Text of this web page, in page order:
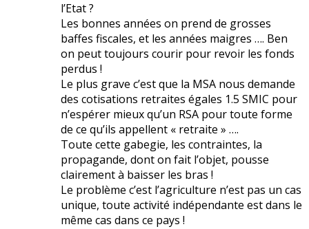
l’Etat ?
Les bonnes années on prend de grosses
baffes fiscales, et les années maigres …. Ben
on peut toujours courir pour revoir les fonds
perdus !
Le plus grave c’est que la MSA nous demande
des cotisations retraites égales 1.5 SMIC pour
n’espérer mieux qu’un RSA pour toute forme
de ce qu’ils appellent « retraite » ….
Toute cette gabegie, les contraintes, la
propagande, dont on fait l’objet, pousse
clairement à baisser les bras !
Le problème c’est l’agriculture n’est pas un cas
unique, toute activité indépendante est dans le
même cas dans ce pays !